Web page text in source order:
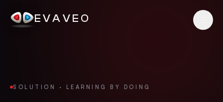
EVAVEO
SOLUTION · LEARNING BY DOING